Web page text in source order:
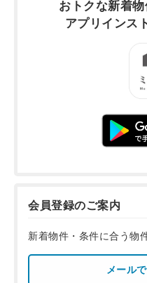
おトクな新着物
アプリインス
会員登録のご案内
新着物件・条件に合う物
メール